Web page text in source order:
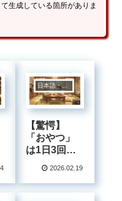
生成している箇所がありま
【驚愕】
「おやつ」
は1日3回食
べるもの!?
知られざる
江戸時代の
2026.02.19